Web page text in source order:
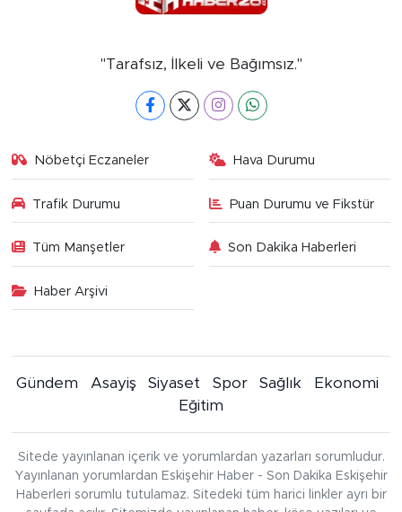
"Tarafsız, İlkeli ve Bağımsız."
Nöbetçi Eczaneler Hava Durumu
Trafik Durumu Puan Durumu ve Fikstür
Tüm Manşetler Son Dakika Haberleri
Haber Arşivi
Gündem Asayiş Siyaset Spor Sağlık
Ekonomi
Eğitim
Sitede yayınlanan içerik ve yorumlardan yazarları sorumludur.
Yayınlanan yorumlardan Eskişehir Haber - Son Dakika Eskişehir
Haberleri sorumlu tutulamaz. Sitedeki tüm harici linkler ayrı bir